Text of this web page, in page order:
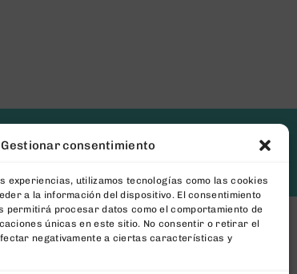
Gestionar consentimiento
experiencias, utilizamos tecnologías como las cookies
a la información del dispositivo. El consentimiento
permitirá procesar datos como el comportamiento de
únicas en este sitio. No consentir o retirar el
negativamente a ciertas características y
[newsletter_form type="minimal"]